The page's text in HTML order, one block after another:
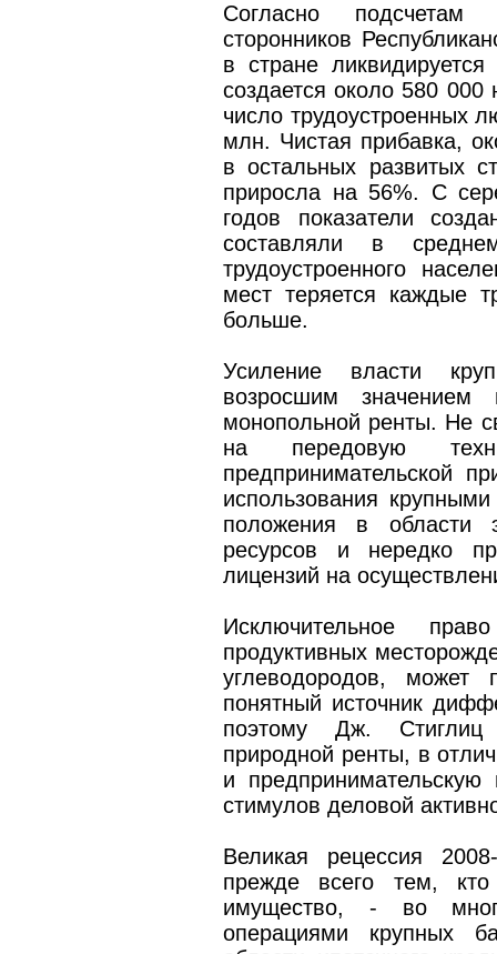
Согласно подсчетам
сторонников
в стране
создается около 580
число трудоустроенных
млн. Чистая прибавка,
в остальных развитых
приросла на 56%. С
годов показатели
составляли в
трудоустроенного
мест теряется каждые
больше.
Усиление власти
возросшим значением
монопольной ренты. Не
на передовую
предпринимательской
использования
положения в области
ресурсов и нередко
лицензий на
Исключительное
продуктивных
углеводородов, может
понятный источник
поэтому Дж. Стиглиц
природной ренты, в
и
стимулов деловой
Великая рецессия
прежде всего тем,
имущество, - во
операциями крупных